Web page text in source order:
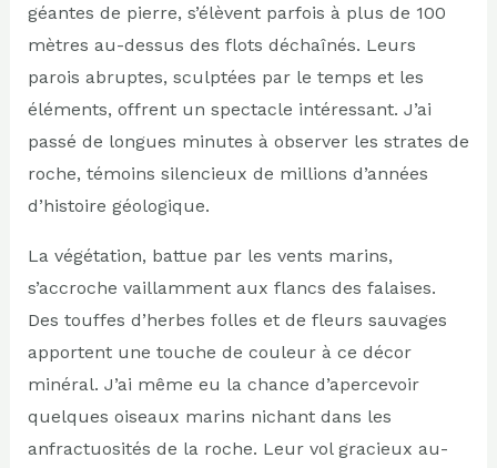
géantes de pierre, s’élèvent parfois à plus de 100
mètres au-dessus des flots déchaînés. Leurs
parois abruptes, sculptées par le temps et les
éléments, offrent un spectacle intéressant. J’ai
passé de longues minutes à observer les strates de
roche, témoins silencieux de millions d’années
d’histoire géologique.
La végétation, battue par les vents marins,
s’accroche vaillamment aux flancs des falaises.
Des touffes d’herbes folles et de fleurs sauvages
apportent une touche de couleur à ce décor
minéral. J’ai même eu la chance d’apercevoir
quelques oiseaux marins nichant dans les
anfractuosités de la roche. Leur vol gracieux au-